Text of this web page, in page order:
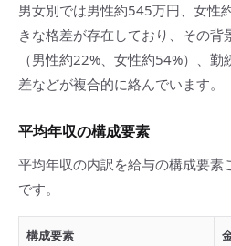
男女別では男性約545万円、女性
きな格差が存在しており、その背
（男性約22%、女性約54%）、
差などが複合的に絡んでいます。
平均年収の構成要素
平均年収の内訳を給与の構成要素
です。
構成要素